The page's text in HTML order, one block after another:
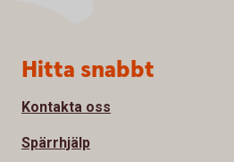
Sidfot
Hitta snabbt
Kontakta oss
Spärrhjälp